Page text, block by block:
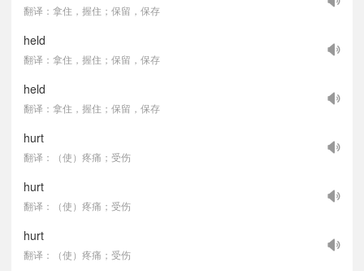
翻译：拿住，握住；保留，保存
held
翻译：拿住，握住；保留，保存
held
翻译：拿住，握住；保留，保存
hurt
翻译：（使）疼痛；受伤
hurt
翻译：（使）疼痛；受伤
hurt
翻译：（使）疼痛；受伤